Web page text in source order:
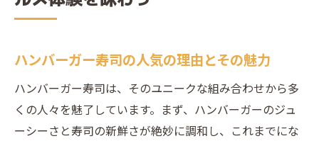
ハンバーガー寿司の人気の理由とその魅力
ハンバーガー寿司は、そのユニークな組み合わせから多
くの人々を魅了しています。まず、ハンバーガーのジュ
ーシーさと寿司の新鮮さが絶妙に調和し、これまでにな